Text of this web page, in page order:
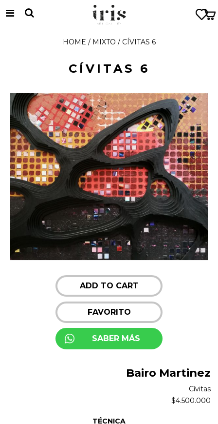
HOME / MIXTO / CÍVITAS 6
CÍVITAS 6
ADD TO CART
FAVORITO
SABER MÁS
Bairo Martinez
Cívitas
$4.500.000
TÉCNICA